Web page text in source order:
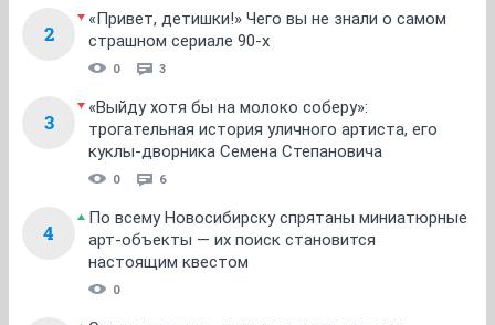
2
«Привет, детишки!» Чего вы не знали о самом
страшном сериале 90-х
0 3
3
«Выйду хотя бы на молоко соберу»:
трогательная история уличного артиста, его
куклы-дворника Семена Степановича
0 6
4
По всему Новосибирску спрятаны миниатюрные
арт-объекты — их поиск становится
настоящим квестом
0